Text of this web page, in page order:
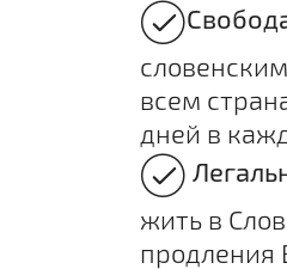
всем
дней в
жить в
продления